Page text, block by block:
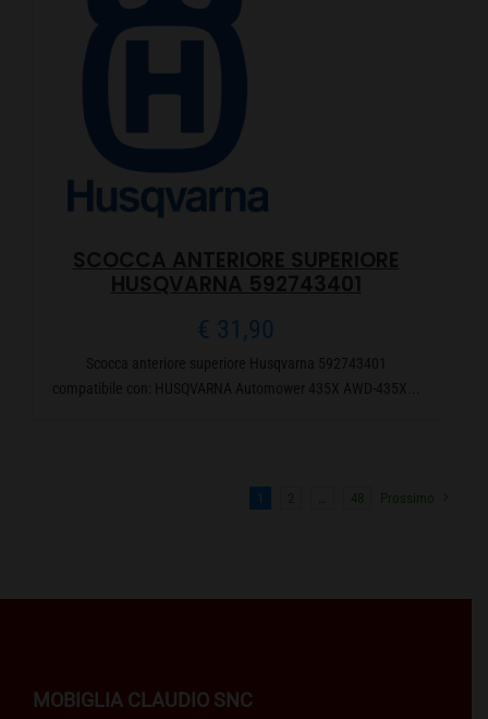
SCOCCA ANTERIORE SUPERIORE
HUSQVARNA 592743401
€ 31,90
Scocca anteriore superiore Husqvarna 592743401
compatibile con: HUSQVARNA Automower 435X AWD-435X...
1 2 48 Prossimo
MOBIGLIA CLAUDIO SNC